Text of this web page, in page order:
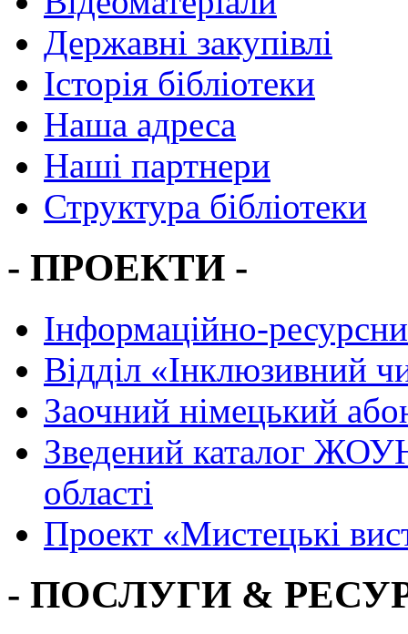
Державні закупівлі
Історія бібліотеки
Наша адреса
Наші партнери
Структура бібліотеки
- ПРОЕКТИ -
Інформаційно-
Вiддiл «Інклюзивний
Заочний німецький
Зведений каталог
області
Проект «Мистецькі
- ПОСЛУГИ &